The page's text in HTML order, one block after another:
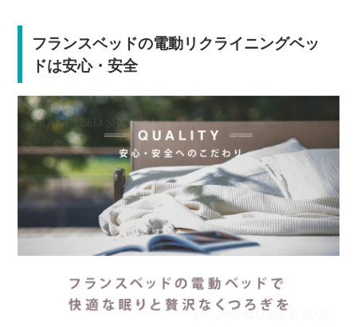
フランスベッドの電動リクライニングベッ
ドは安心・安全